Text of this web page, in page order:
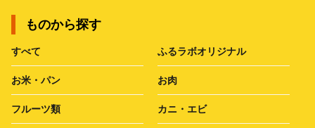
ものから探す
すべて ふるラボオリジナル
お米・パン お肉
フルーツ類 カニ・エビ